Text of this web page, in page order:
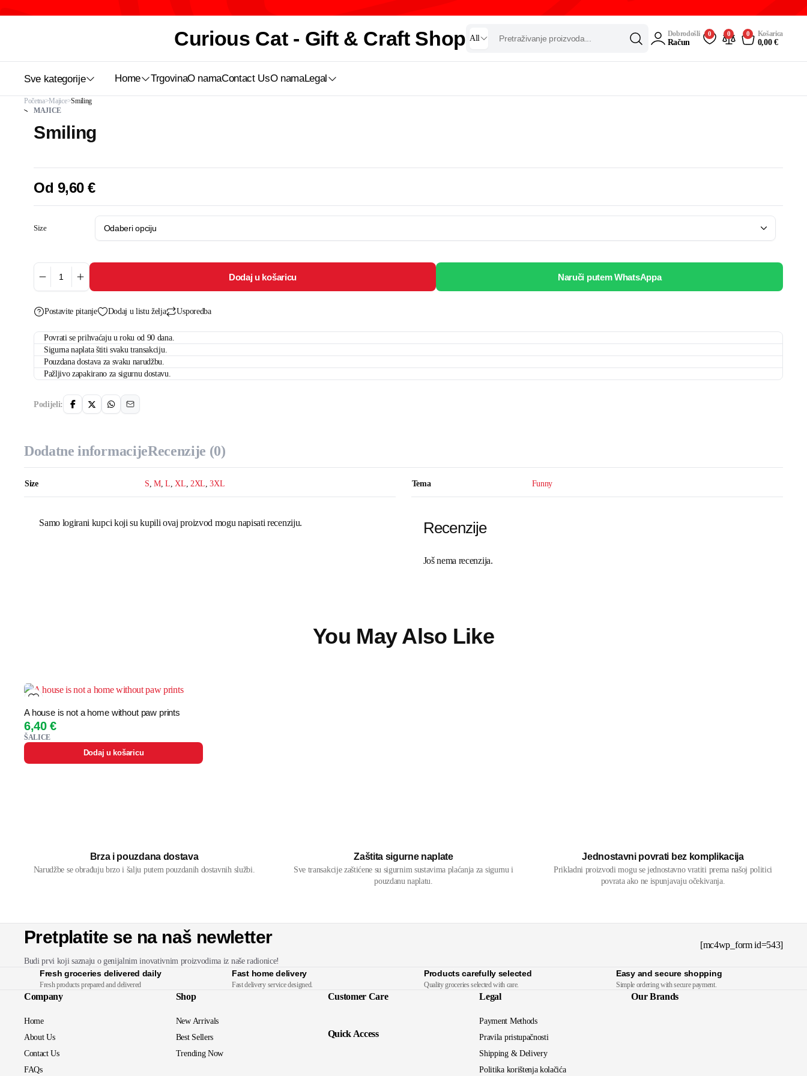
Curious Cat - Gift & Craft Shop All Dobrodošli
Račun
0 0 0 Košarica
0,00 €
Sve kategorije Home TrgovinaO namaContact UsO namaLegal
Početna Majice Smiling
MAJICE
Smiling
Od 9,60€
Size
Smiling
količina
Dodaj u košaricu Naruči putem WhatsAppa
Postavite pitanje Dodaj u listu želja Usporedba
Povrati se prihvaćaju u roku od 90 dana.
Sigurna naplata štiti svaku transakciju.
Pouzdana dostava za svaku narudžbu.
Pažljivo zapakirano za sigurnu dostavu.
Podijeli:
Dodatne informacijeRecenzije (0)
Size S,M,L,XL, 2XL,3XL Tema Funny
Recenzije
Još nema recenzija.
Samo logirani kupci koji su kupili ovaj proizvod mogu napisati recenziju.
You May Also Like
A house is not a home without paw prints
6,40 €
ŠALICE
Dodaj u košaricu
Brza i pouzdana dostava
Narudžbe se obrađuju brzo i šalju putem pouzdanih dostavnih službi.
Zaštita sigurne naplate
Sve transakcije zaštićene su sigurnim sustavima plaćanja za sigurnu i
pouzdanu naplatu.
Jednostavni povrati bez komplikacija
Prikladni proizvodi mogu se jednostavno vratiti prema našoj politici
povrata ako ne ispunjavaju očekivanja.
Pretplatite se na naš newletter
Budi prvi koji saznaju o genijalnim inovativnim proizvodima iz naše radionice!
[mc4wp_form id=543]
Fresh groceries delivered daily
Fresh products prepared and delivered
Fast home delivery
Fast delivery service designed.
Products carefully selected
Quality groceries selected with care.
Easy and secure shopping
Simple ordering with secure payment.
Company
Home
About Us
Contact Us
FAQs
Shop
New Arrivals
Best Sellers
Trending Now
Customer Care
Quick Access
Legal
Payment Methods
Pravila pristupačnosti
Shipping & Delivery
Politika korištenja kolačića
Our Brands